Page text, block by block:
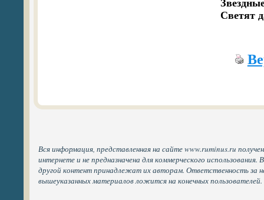
Светят
Вся информация, представленная на сайте www.ruminus.ru
интернете и не предназначена для коммерческого
другой контент принадлежат их авторам. Ответственность за
вышеуказанных материалов ложится на конечных пользователей.